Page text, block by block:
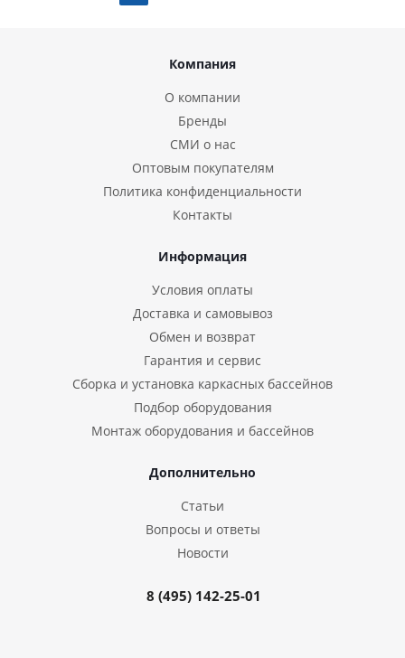
Компания
О компании
Бренды
СМИ о нас
Оптовым покупателям
Политика конфиденциальности
Контакты
Информация
Условия оплаты
Доставка и самовывоз
Обмен и возврат
Гарантия и сервис
Сборка и установка каркасных бассейнов
Подбор оборудования
Монтаж оборудования и бассейнов
Дополнительно
Статьи
Вопросы и ответы
Новости
8 (495) 142-25-01